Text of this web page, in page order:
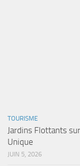
TOURISME
Jardins Flottants
Unique
JUIN 5, 2026